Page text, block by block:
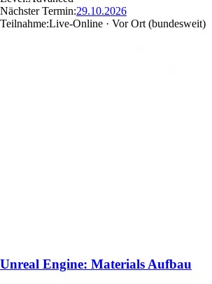
Nächster Termin:29.10.2026
Teilnahme:Live-Online · Vor Ort (bundesweit)
Unreal Engine: Materials Aufbau